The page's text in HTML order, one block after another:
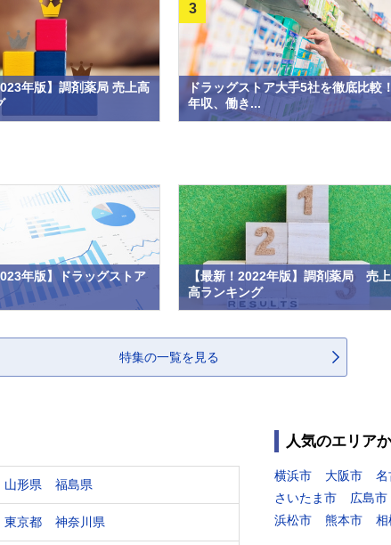
年版】調剤薬局 売上高
ドラッグストア大手5社を徹底比較！
年収、働き...
3
年版】ドラッグストア
【最新！2022年版】調剤薬局 売上
高ランキング
特集の一覧を見る
山形県 福島県
東京都 神奈川県
人気のエリア
横浜市 大阪市 名
さいたま市
広島市
浜松市
熊本市 相